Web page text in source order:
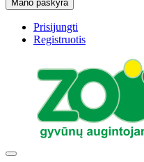
Mano paskyra
Prisijungti
Registruotis